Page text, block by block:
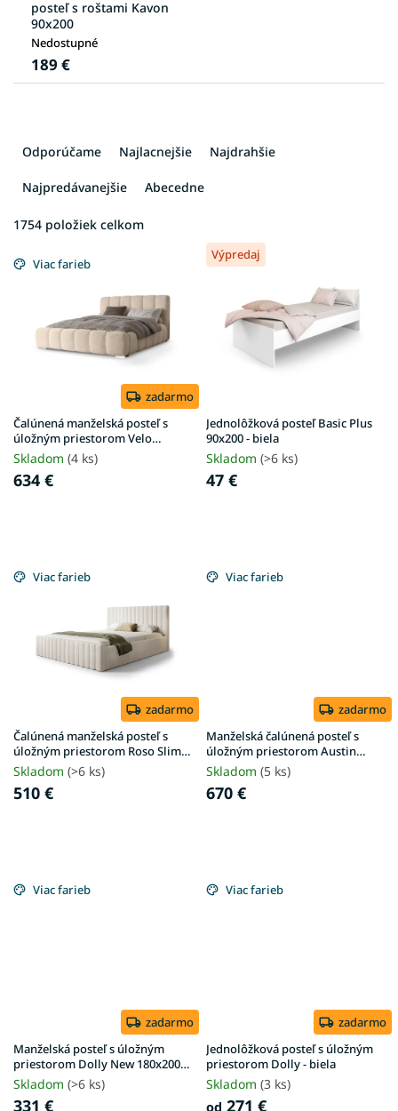
posteľ s roštami Kavon
90x200
Nedostupné
189 €
a
i
p
v
Odporúčame Najlacnejšie Najdrahšie
Najpredávanejšie Abecedne
1754 položiek celkom
ý
u
k
t
o
Viac farieb
zadarmo
Čalúnená manželská posteľ s
úložným priestorom Velo
180x200 - béžová Anthology
Skladom (4 ks)
634 €
Výpredaj
Jednolôžková posteľ Basic Plus
90x200 - biela
Skladom (>6 ks)
47 €
Viac farieb
zadarmo
Čalúnená manželská posteľ s
úložným priestorom Roso Slim
180x200 - piesková
Skladom (>6 ks)
510 €
Viac farieb
zadarmo
Manželská čalúnená posteľ s
úložným priestorom Austin
180x200 - krémová
Skladom (5 ks)
670 €
Viac farieb
zadarmo
Manželská posteľ s úložným
priestorom Dolly New 180x200 -
dub craft
Skladom (>6 ks)
331 €
Viac farieb
zadarmo
Jednolôžková posteľ s úložným
priestorom Dolly - biela
Skladom (3 ks)
od 271 €